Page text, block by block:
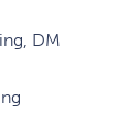
DM